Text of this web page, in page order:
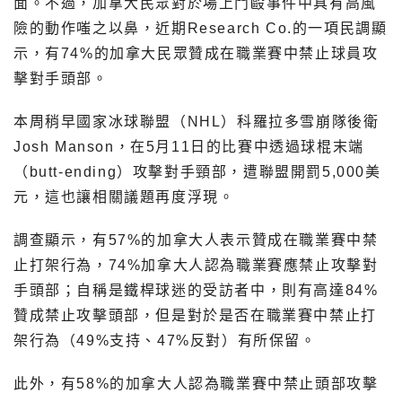
面。不過，加拿大民眾對於場上鬥毆事件中具有高風
險的動作嗤之以鼻，近期Research Co.的一項民調顯
示，有74%的加拿大民眾贊成在職業賽中禁止球員攻
擊對手頭部。
本周稍早國家冰球聯盟（NHL）科羅拉多雪崩隊後衛
Josh Manson，在5月11日的比賽中透過球棍末端
（butt-ending）攻擊對手頸部，遭聯盟開罰5,000美
元，這也讓相關議題再度浮現。
調查顯示，有57%的加拿大人表示贊成在職業賽中禁
止打架行為，74%加拿大人認為職業賽應禁止攻擊對
手頭部；自稱是鐵桿球迷的受訪者中，則有高達84%
贊成禁止攻擊頭部，但是對於是否在職業賽中禁止打
架行為（49%支持、47%反對）有所保留。
此外，有58%的加拿大人認為職業賽中禁止頭部攻擊